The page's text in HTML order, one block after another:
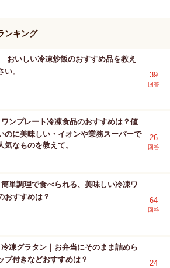
ンキング
おいしい冷凍炒飯のおすすめ品を教え
い。
39
回答
ワンプレート冷凍食品のおすすめは？値
のに美味しい・イオンや業務スーパーで
気なものを教えて。
26
回答
簡単調理で食べられる、美味しい冷凍ワ
おすすめは？
64
回答
冷凍グラタン｜お弁当にそのまま詰めら
プ付きなどおすすめは？
24